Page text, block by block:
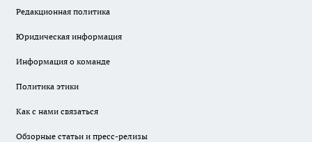
Редакционная политика
Юридическая информация
Информация о команде
Политика этики
Как с нами связаться
Обзорные статьи и пресс-релизы